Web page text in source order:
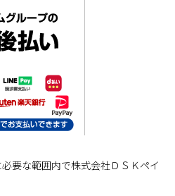
要な範囲内で株式会社ＤＳＫペイ